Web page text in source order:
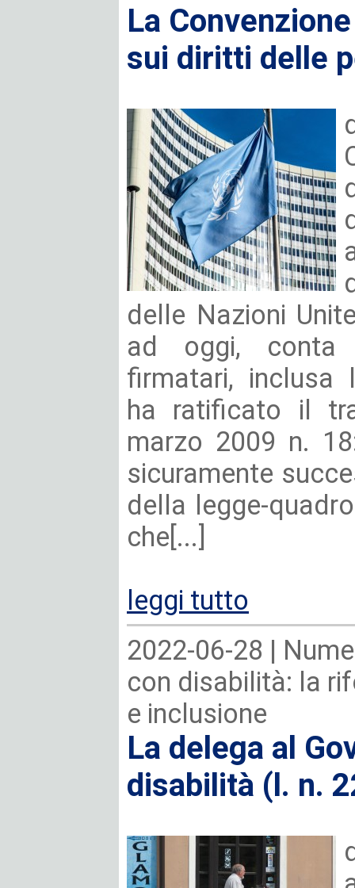
La
sui diritti delle
delle Nazioni
ad oggi, conta
firmatari, inclusa
ha ratificato il
marzo 2009 n.
sicuramente
della legge-
che[...]
leggi tutto
2022-06-28 |
con disabilità: la
e inclusione
La delega al
disabilità (l. n.